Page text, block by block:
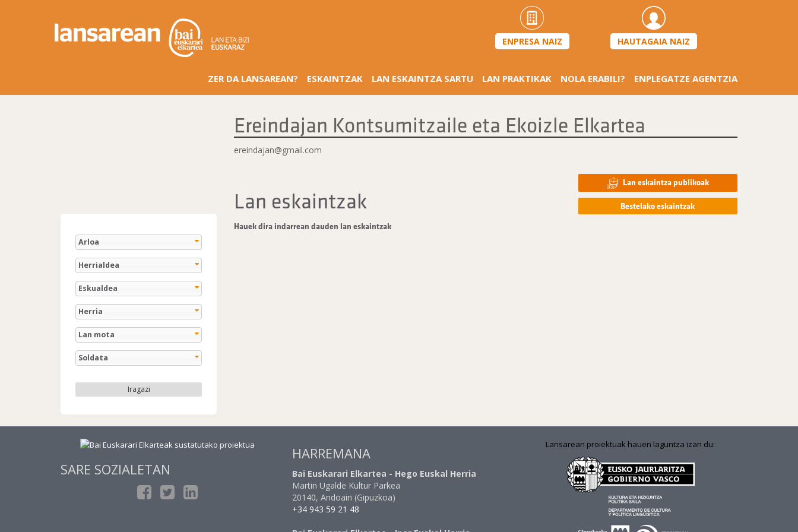
ENPRESA NAIZ HAUTAGAIA NAIZ
ZER DA LANSAREAN? ESKAINTZAK LAN ESKAINTZA SARTU LAN PRAKTIKAK NOLA ERABILI? ENPLEGATZE AGENTZIA
Ereindajan Kontsumitzaile eta Ekoizle Elkartea
ereindajan@gmail.com
Arloa
Herrialdea
Eskualdea
Herria
Lan mota
Soldata
Iragazi
Lan eskaintzak
Lan eskaintza publikoak
Bestelako eskaintzak
Hauek dira indarrean dauden lan eskaintzak
SARE SOZIALETAN
HARREMANA
Bai Euskarari Elkartea - Hego Euskal Herria
Martin Ugalde Kultur Parkea
20140, Andoain (Gipuzkoa)
+34 943 59 21 48
Lansarean proiektuak hauen laguntza izan du: